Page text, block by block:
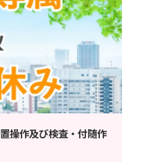
操作及び検査・付随作